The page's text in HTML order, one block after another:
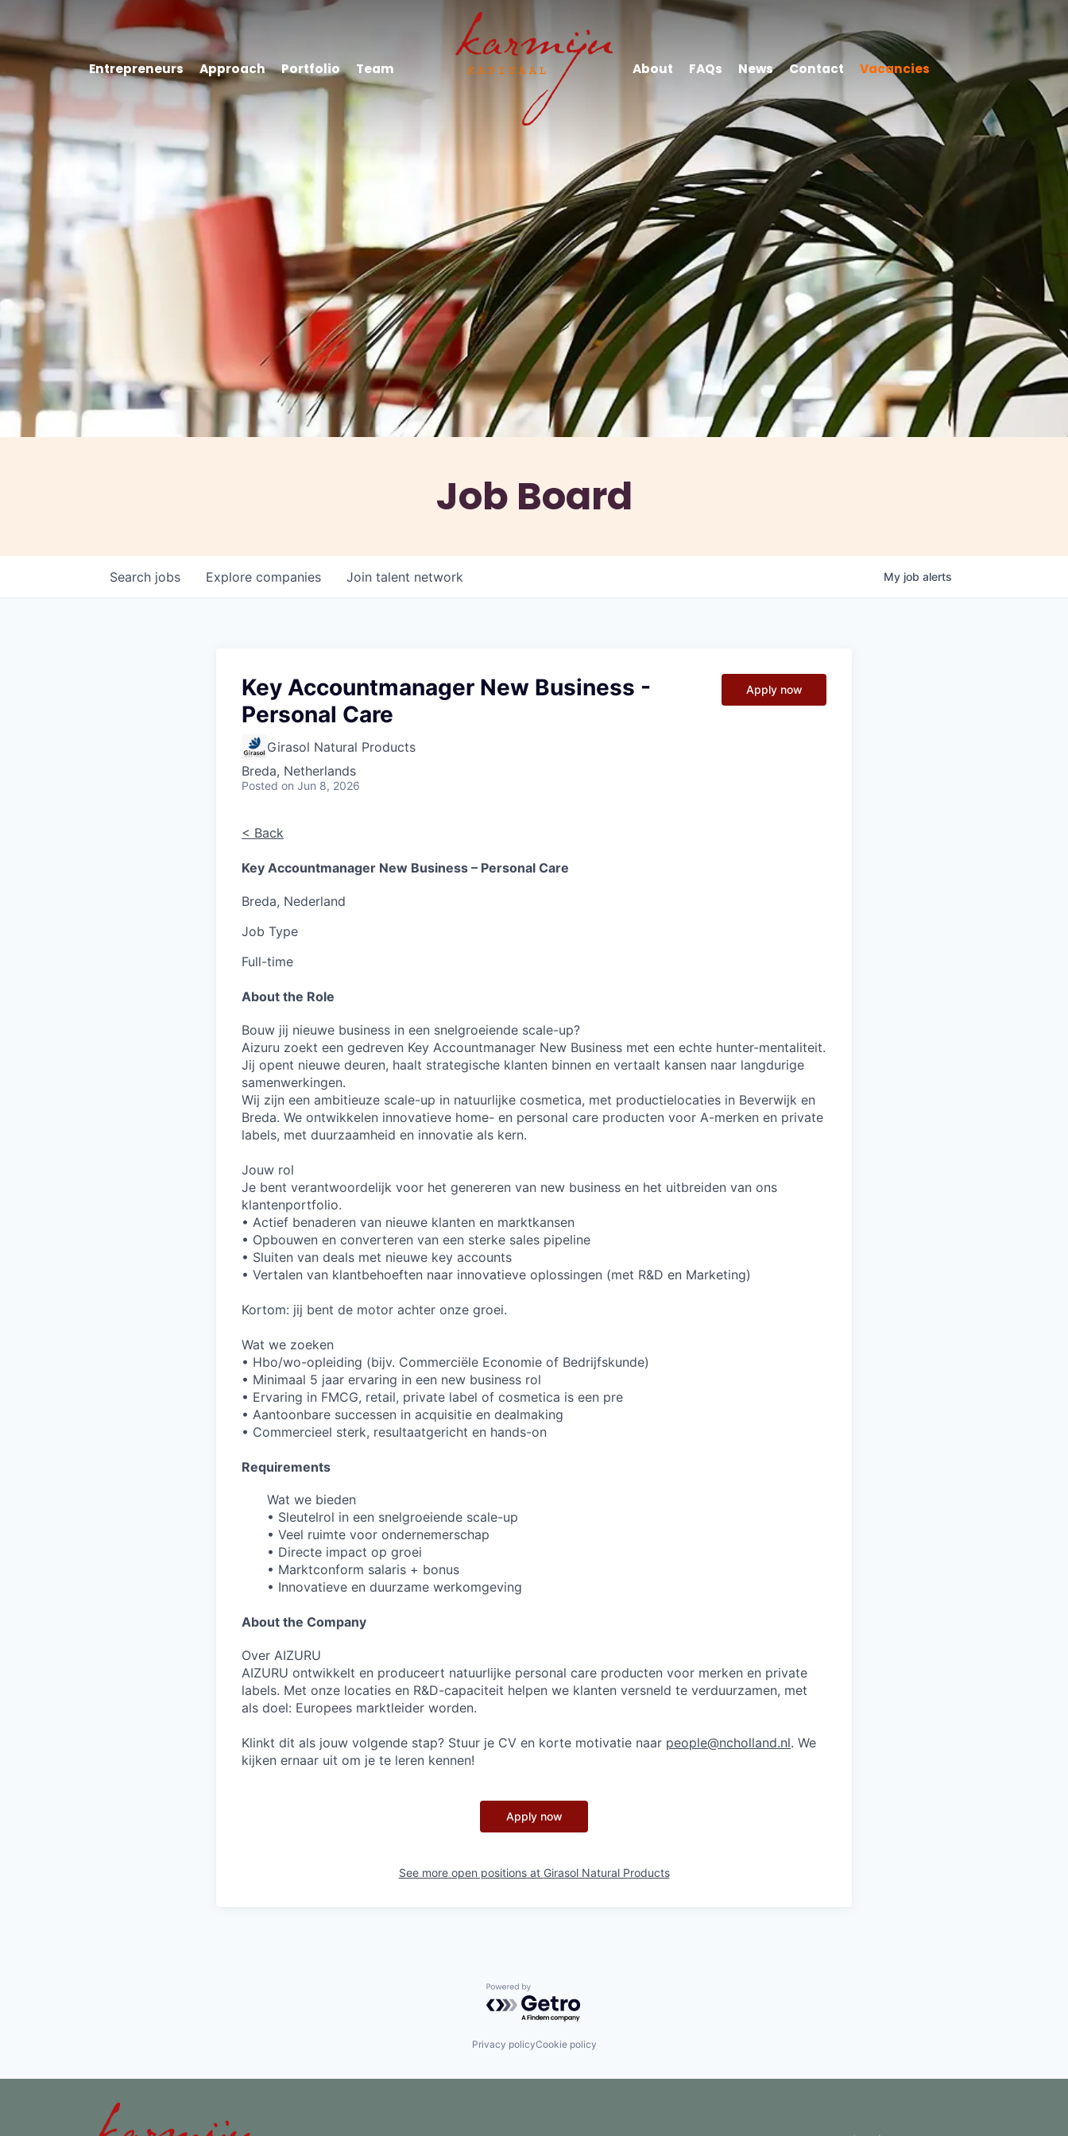
Entrepreneurs Approach Portfolio Team About FAQs News Contact Vacancies
Job Board
Search jobs Explore companies Join talent network My job alerts
Key Accountmanager New Business -
Personal Care
Girasol Natural Products
Breda, Netherlands
Posted on Jun 8, 2026
Apply now
< Back
Key Accountmanager New Business – Personal Care
Breda, Nederland
Job Type
Full-time
About the Role
Bouw jij nieuwe business in een snelgroeiende scale-up?
Aizuru zoekt een gedreven Key Accountmanager New Business met een echte hunter-mentaliteit.
Jij opent nieuwe deuren, haalt strategische klanten binnen en vertaalt kansen naar langdurige
samenwerkingen.
Wij zijn een ambitieuze scale-up in natuurlijke cosmetica, met productielocaties in Beverwijk en
Breda. We ontwikkelen innovatieve home- en personal care producten voor A-merken en private
labels, met duurzaamheid en innovatie als kern.
Jouw rol
Je bent verantwoordelijk voor het genereren van new business en het uitbreiden van ons
klantenportfolio.
• Actief benaderen van nieuwe klanten en marktkansen
• Opbouwen en converteren van een sterke sales pipeline
• Sluiten van deals met nieuwe key accounts
• Vertalen van klantbehoeften naar innovatieve oplossingen (met R&D en Marketing)
Kortom: jij bent de motor achter onze groei.
Wat we zoeken
• Hbo/wo-opleiding (bijv. Commerciële Economie of Bedrijfskunde)
• Minimaal 5 jaar ervaring in een new business rol
• Ervaring in FMCG, retail, private label of cosmetica is een pre
• Aantoonbare successen in acquisitie en dealmaking
• Commercieel sterk, resultaatgericht en hands-on
Requirements
Wat we bieden
• Sleutelrol in een snelgroeiende scale-up
• Veel ruimte voor ondernemerschap
• Directe impact op groei
• Marktconform salaris + bonus
• Innovatieve en duurzame werkomgeving
About the Company
Over AIZURU
AIZURU ontwikkelt en produceert natuurlijke personal care producten voor merken en private
labels. Met onze locaties en R&D-capaciteit helpen we klanten versneld te verduurzamen, met
als doel: Europees marktleider worden.
Klinkt dit als jouw volgende stap? Stuur je CV en korte motivatie naar people@ncholland.nl. We
kijken ernaar uit om je te leren kennen!
Apply now
See more open positions at Girasol Natural Products
Powered by Getro.com
Privacy policyCookie policy